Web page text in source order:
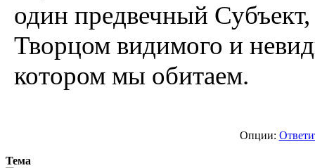
один предвечный
Творцом видимого и
котором мы обитаем.
Опции:
Тема